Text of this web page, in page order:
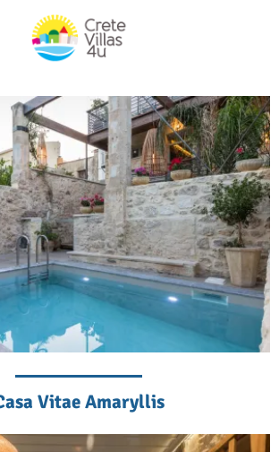
Vitae Amaryllis